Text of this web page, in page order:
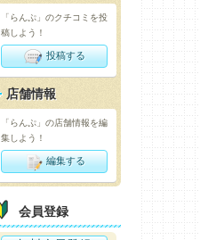
「らんぷ」のクチコミを投
稿しよう！
投稿する
店舗情報
「らんぷ」の店舗情報を編
集しよう！
編集する
会員登録